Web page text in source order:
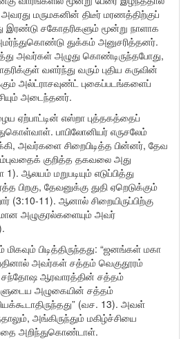
மருமகனின் திடீர் மரணத்திற்குப்
இரண்டு சகோதரிகளும் மூன்று நாளாக
துக்கம் அனுசரித்தனர்.
அவர்கள் அழுது கொண்டிருந்தபோது,
வளர்ந்து வரும் புதிய கருவின்
அல்ட்ராசவுண்ட் புகைப்படங்களைப்
அடைந்தனர்.
ஏற்பாட்டின் எஸ்றா புத்தகத்தைப்
பாபிலோனியர் எருசலேம்
அவர்களை சிறைபிடித்த பின்னர், தேவ
குறித்த தகவலை அது
ஆலயம் மறுபடியும் எடுப்பித்து
பிறகு, தேவனுக்கு துதி ஏறெடுக்கும்
11). ஆனால் சிறையிருப்பிற்கு
அழுகுரல்களையும் அவர்
பிடித்திருந்தது: “ஜனங்கள் மகா
அவர்கள் சத்தம் வெகுதூரம்
சந்தோஷ ஆரவாரத்தின் சத்தம்
அழுகையின் சத்தம்
(வச. 13). அவள்
அங்கிருந்தும் மகிழ்ச்சியை
அறிந்துகொண்டாள்.